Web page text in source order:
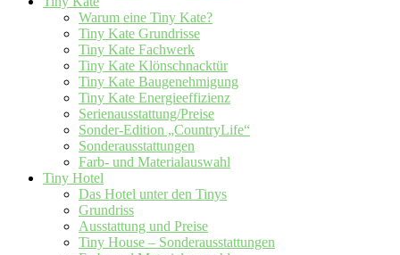
Warum eine Tiny Kate?
Tiny Kate Grundrisse
Tiny Kate Fachwerk
Tiny Kate Klönschnacktür
Tiny Kate Baugenehmigung
Tiny Kate Energieeffizienz
Serienausstattung/Preise
Sonder-Edition „CountryLife“
Sonderausstattungen
Farb- und Materialauswahl
Tiny Hotel
Das Hotel unter den Tinys
Grundriss
Ausstattung und Preise
Tiny House – Sonderausstattungen